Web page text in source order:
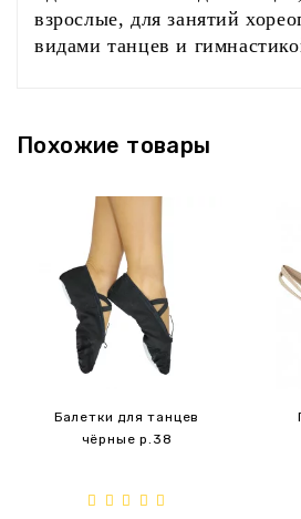
взрослые, для занятий
видами танцев и
Похожие товары
Балетки для танцев
чёрные p.38